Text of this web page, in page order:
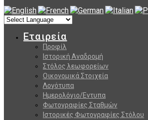
Εταιρεία
Προφίλ
Ιστορική Αναδρομή
Στόλος λεωφορείων
Οικονομικά Στοιχεία
Λογότυπα
Ημερολόγιο/Εντυπα
Φωτογραφίες Σταθμών
Ιστορικές Φωτογραφίες Στόλου